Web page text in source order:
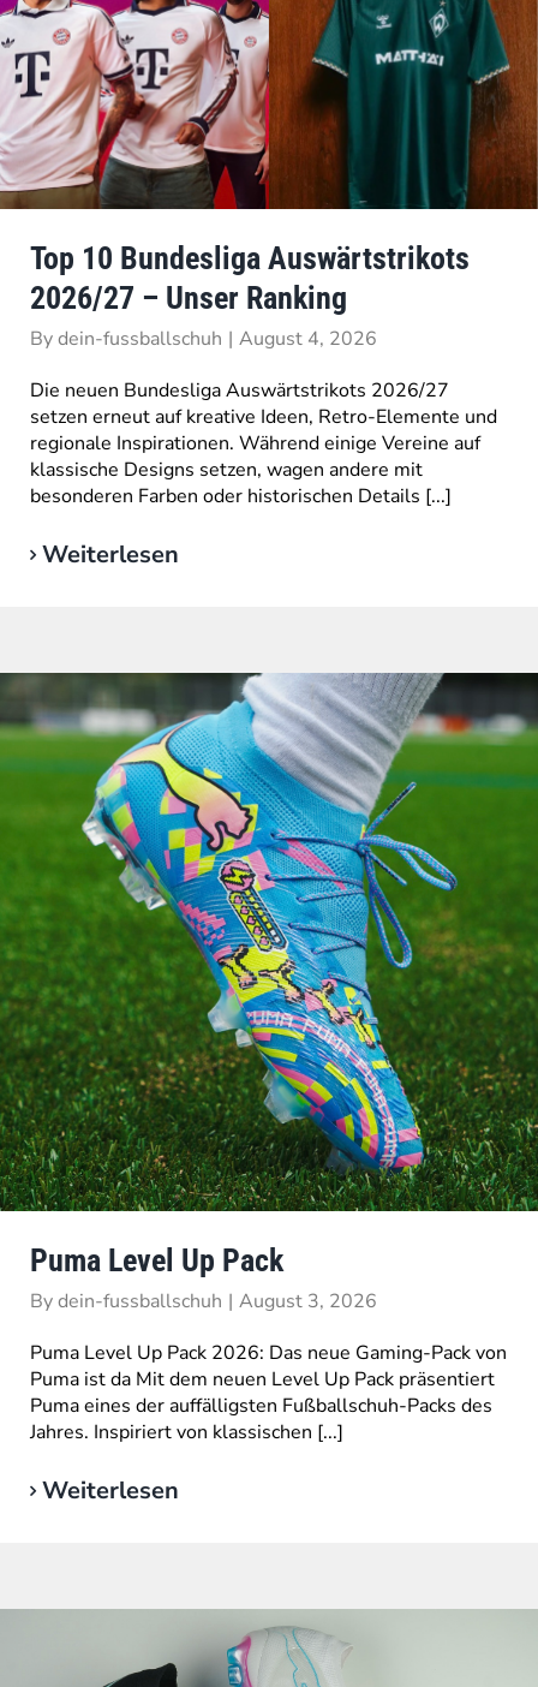
Top 10 Bundesliga Auswärtstrikots
2026/27 – Unser Ranking
Bydein-fussballschuh | August 4, 2026
Die neuen Bundesliga Auswärtstrikots 2026/27
setzen erneut auf kreative Ideen, Retro-Elemente und
regionale Inspirationen. Während einige Vereine auf
klassische Designs setzen, wagen andere mit
besonderen Farben oder historischen Details [...]
Weiterlesen
Puma Level Up Pack
Bydein-fussballschuh | August 3, 2026
Puma Level Up Pack 2026: Das neue Gaming-Pack von
Puma ist da Mit dem neuen Level Up Pack präsentiert
Puma eines der auffälligsten Fußballschuh-Packs des
Jahres. Inspiriert von klassischen [...]
Weiterlesen